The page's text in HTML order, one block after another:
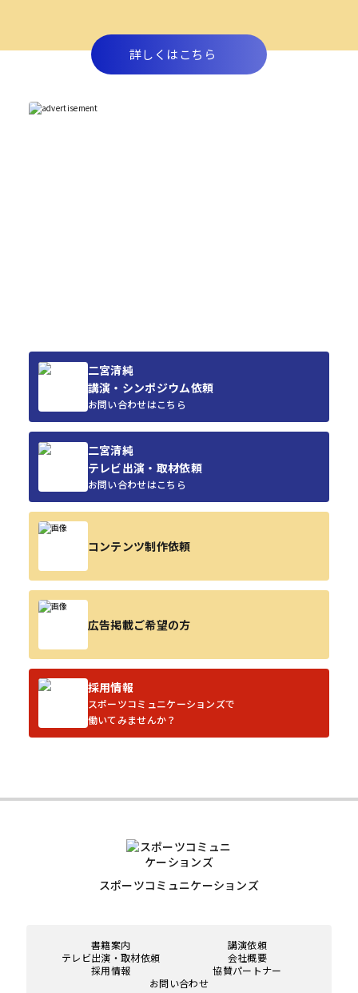
詳しくはこちら
二宮清純
講演・シンポジウム依頼
お問い合わせはこちら
二宮清純
テレビ出演・取材依頼
お問い合わせはこちら
コンテンツ制作依頼
広告掲載ご希望の方
採用情報
スポーツコミュニケーションズで
働いてみませんか？
スポーツコミュニケーションズ
書籍案内
講演依頼
テレビ出演・取材依頼
会社概要
採用情報
協賛パートナー
お問い合わせ